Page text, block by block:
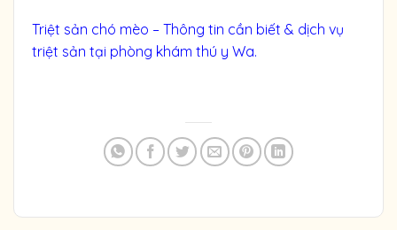
Triệt sản chó mèo – Thông tin cần biết & dịch vụ
triệt sản tại phòng khám thú y Wa.